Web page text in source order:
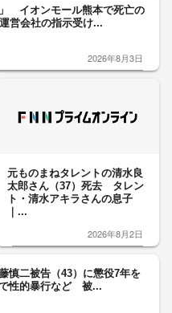
」 イオンモール熊本で死亡の
営会社の指示受け...
2026年8月3日
元ものまねタレントの清水良
太郎さん（37）死去 タレン
ト・清水アキラさんの息子
｜...
2026年8月2日
慎二被告（43）に懲役7年を
性的暴行など 被...